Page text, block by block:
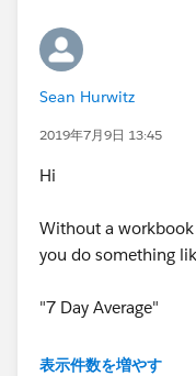
Sean Hurwitz
2019年7月9日 13:45
Hi
Without a workbook
you do something
"7 Day Average"
SUM(IF [Transaction
表示件数を増やす